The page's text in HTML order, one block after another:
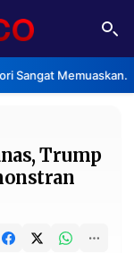
• Klaster
Trump